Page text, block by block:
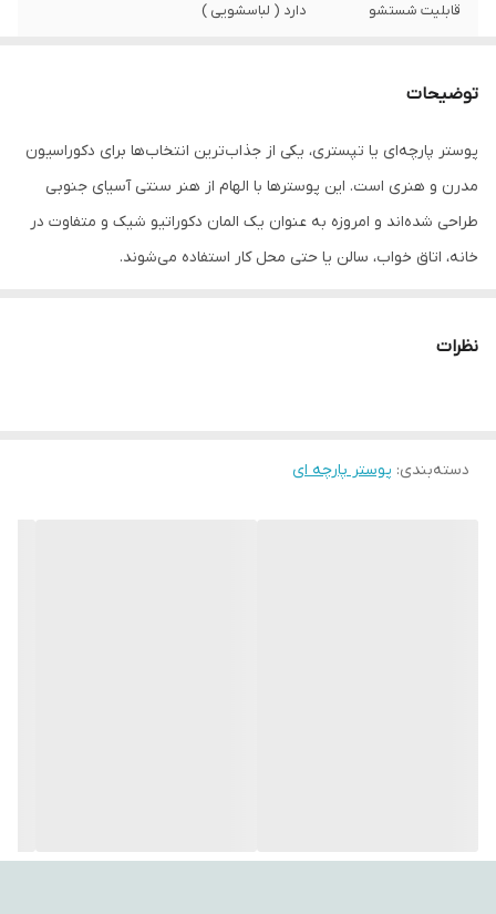
قابلیت شستشو دارد ( لباسشویی )
توضیحات
پوستر پارچه‌ای یا تپستری، یکی از جذاب‌ترین انتخاب‌ها برای دکوراسیون
مدرن و هنری است. این پوسترها با الهام از هنر سنتی آسیای جنوبی
طراحی شده‌اند و امروزه به عنوان یک المان دکوراتیو شیک و متفاوت در
خانه، اتاق خواب، سالن یا حتی محل کار استفاده می‌شوند.
به‌راحتی روی دیوار یا سقف نصب می‌شود. کیفیت بالای چاپ و استفاده از
تغییر رنگ یا افت کیفیت وجود دارد.
نظرات
دسته‌بندی: پوستر پارچه ای